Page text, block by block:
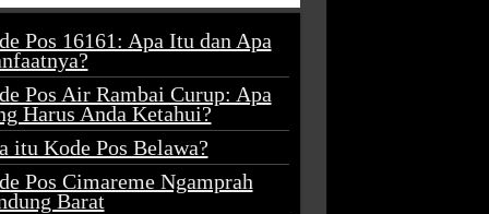
Pos 16161: Apa Itu dan Apa
Pos Air Rambai Curup: Apa
Harus Anda Ketahui?
itu Kode Pos Belawa?
Pos Cimareme Ngamprah
Barat